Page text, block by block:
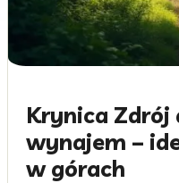
Krynica Zdrój
wynajem –
w górach